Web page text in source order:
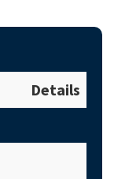
Details